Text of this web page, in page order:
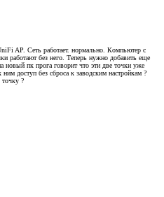
AP. Сеть работает. нормально. Компьютер с
работают без него. Теперь нужно добавить еще
новый пк прога говорит что эти две точки уже
доступ без сброса к заводским настройкам ?
?